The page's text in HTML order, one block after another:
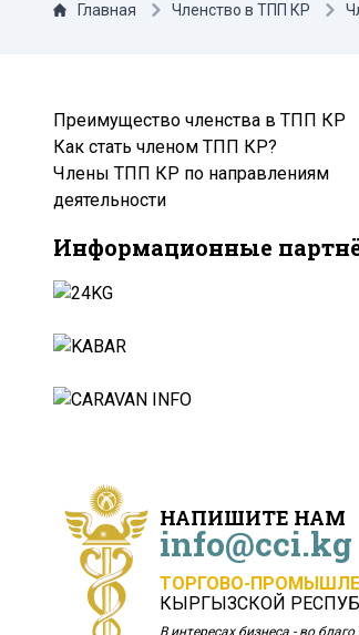
Главная Членство в ТПП КР
Преимущество членства в ТПП КР
Как стать членом ТПП КР?
Члены ТПП КР по направлениям
деятельности
Информационные
НАПИШИТЕ НАМ
info@cci.kg
ТОРГОВО-
КЫРГЫЗСКОЙ
В интересах бизнеса - во